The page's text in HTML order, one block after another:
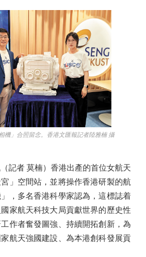
機」合照留念。香港文匯報記者陸雅楠 攝
者 莫楠）香港出產的首位女航天
」空間站，並將操作香港研製的航
，多名香港科學家認為，這標誌着
家航天科技大局貢獻世界的歷史性
作者奮發圖強、持續開拓創新，為
航天強國建設、為本港創科發展貢